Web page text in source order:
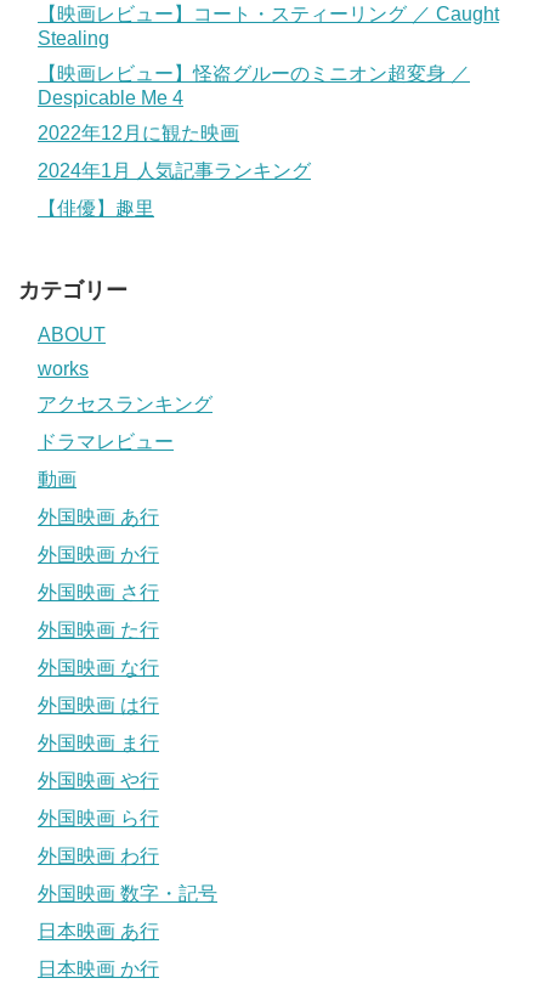
【映画レビュー】コート・スティーリング ／ Caught
Stealing
【映画レビュー】怪盗グルーのミニオン超変身 ／
Despicable Me 4
2022年12月に観た映画
2024年1月 人気記事ランキング
【俳優】趣里
カテゴリー
ABOUT
works
アクセスランキング
ドラマレビュー
動画
外国映画 あ行
外国映画 か行
外国映画 さ行
外国映画 た行
外国映画 な行
外国映画 は行
外国映画 ま行
外国映画 や行
外国映画 ら行
外国映画 わ行
外国映画 数字・記号
日本映画 あ行
日本映画 か行